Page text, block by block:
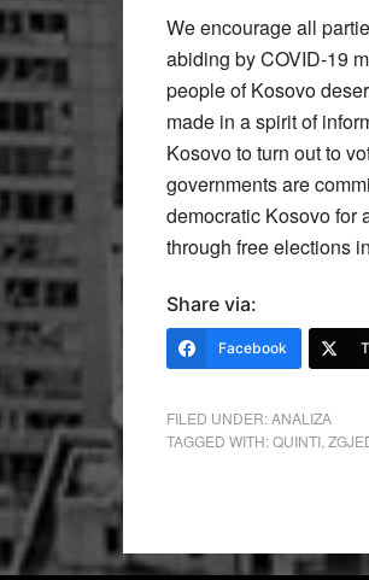
We encourage all
abiding by COVID-19
people of Kosovo
made in a spirit of
Kosovo to turn out to
governments are
democratic Kosovo for
through free elections
Share via:
Facebook
FILED UNDER:ANALIZA
TAGGED WITH:QUINTI